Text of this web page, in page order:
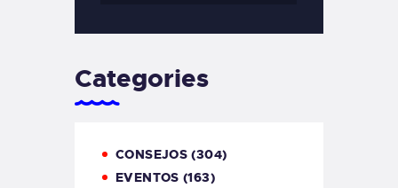
Categories
CONSEJOS (304)
EVENTOS (163)